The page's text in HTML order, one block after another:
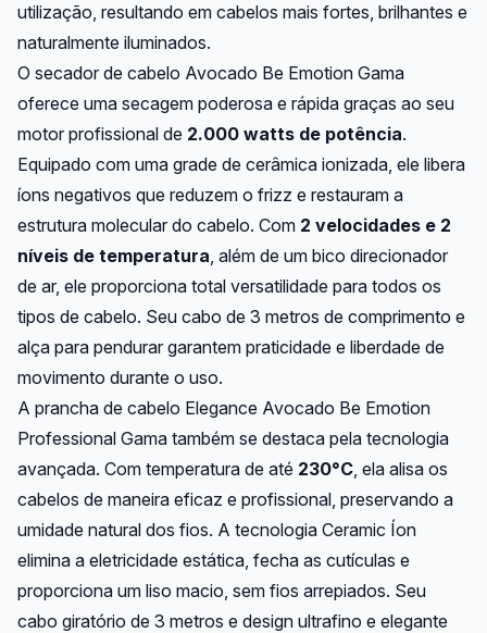
utilização, resultando em cabelos mais fortes, brilhantes e
naturalmente iluminados.
O secador de cabelo Avocado Be Emotion Gama
oferece uma secagem poderosa e rápida graças ao seu
motor profissional de 2.000 watts de potência.
Equipado com uma grade de cerâmica ionizada, ele libera
íons negativos que reduzem o frizz e restauram a
estrutura molecular do cabelo. Com 2 velocidades e 2
níveis de temperatura, além de um bico direcionador
de ar, ele proporciona total versatilidade para todos os
tipos de cabelo. Seu cabo de 3 metros de comprimento e
alça para pendurar garantem praticidade e liberdade de
movimento durante o uso.
A prancha de cabelo Elegance Avocado Be Emotion
Professional Gama também se destaca pela tecnologia
avançada. Com temperatura de até 230°C, ela alisa os
cabelos de maneira eficaz e profissional, preservando a
umidade natural dos fios. A tecnologia Ceramic Íon
elimina a eletricidade estática, fecha as cutículas e
proporciona um liso macio, sem fios arrepiados. Seu
cabo giratório de 3 metros e design ultrafino e elegante